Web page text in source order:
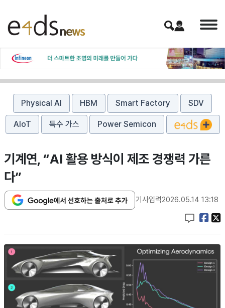
Physical AI HBM Smart Factory SDV
AIoT 특수 가스 Power Semicon
기계연, “AI 활용 방식이 제조 경쟁력 가른
다”
기사입력2026.05.14 13:18